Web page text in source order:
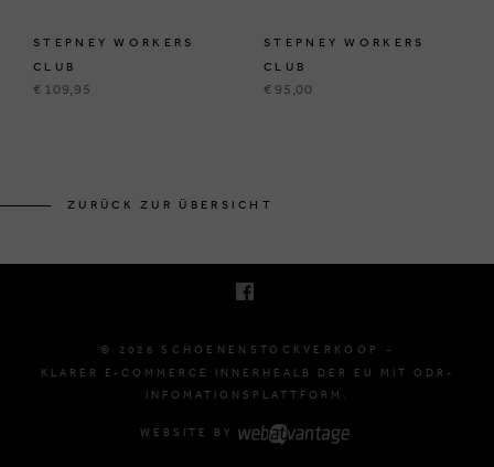
STEPNEY WORKERS
CLUB
€ 109,95
STEPNEY WORKERS
CLUB
€ 95,00
ZURÜCK ZUR ÜBERSICHT
© 2026 SCHOENENSTOCKVERKOOP -
KLARER E-COMMERCE INNERHEALB DER EU MIT ODR-
INFOMATIONSPLATTFORM.
WEBSITE BY